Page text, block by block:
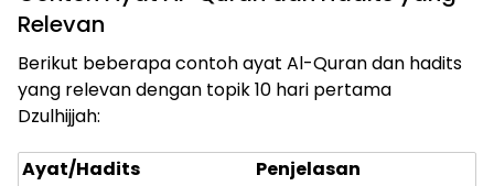
Relevan
Berikut beberapa contoh ayat Al-Quran dan hadits
yang relevan dengan topik 10 hari pertama
Dzulhijjah:
Ayat/Hadits
Penjelasan